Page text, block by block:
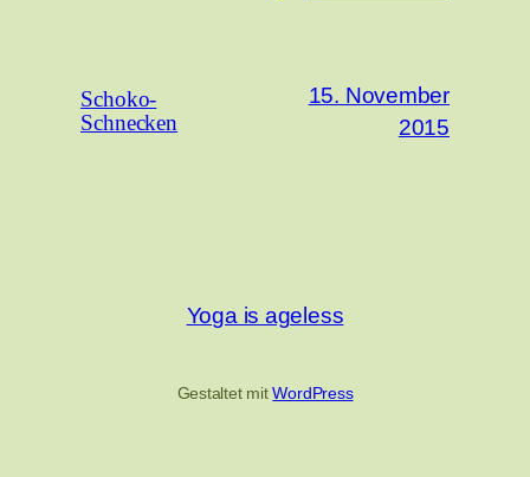
Schoko-
Schnecken
15. November
2015
Yoga is ageless
Gestaltet mitWordPress